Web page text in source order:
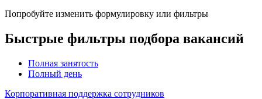
Попробуйте изменить формулировку или фильтры
Быстрые фильтры подбора вакансий
Полная занятость
Полный день
Корпоративная поддержка сотрудников